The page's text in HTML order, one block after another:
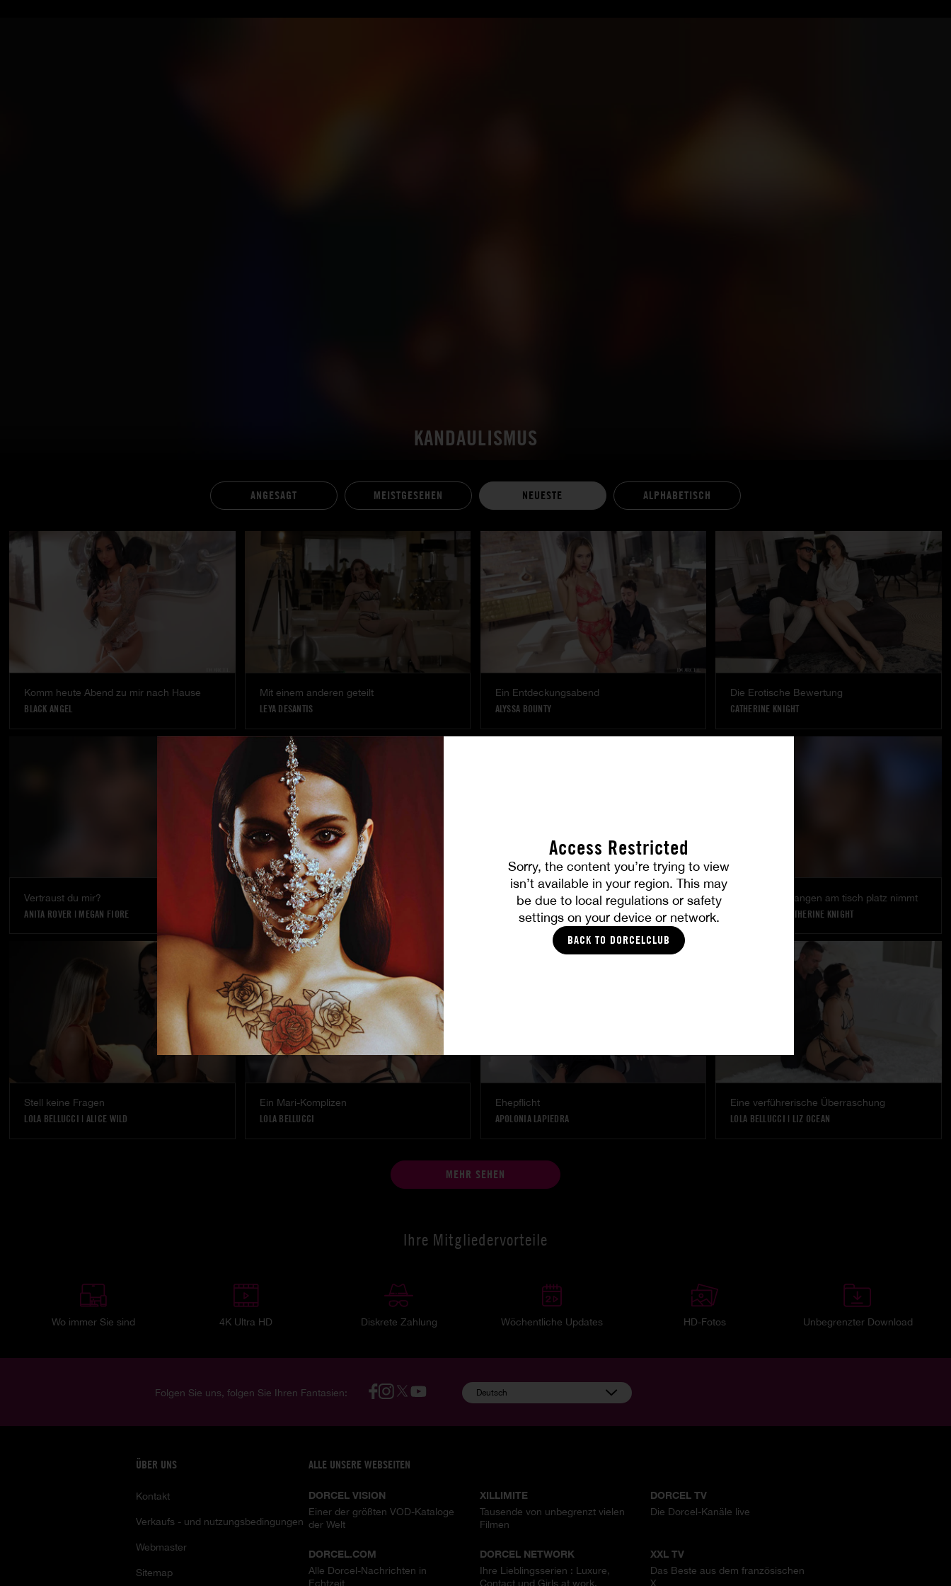
Access Restricted
Sorry, the content you’re trying to view
isn’t available in your region. This may
be due to local regulations or safety
settings on your device or network.
BACK TO DORCELCLUB
KANDAULISMUS
ANGESAGT MEISTGESEHEN NEUESTE ALPHABETISCH
Komm heute Abend zu mir nach Hause
BLACK ANGEL
Mit einem anderen geteilt
LEYA DESANTIS
Ein Entdeckungsabend
ALYSSA BOUNTY
Die Erotische Bewertung
CATHERINE KNIGHT
Vertraust du mir?
ANITA ROVER | MEGAN FIORE
MILAN CHEEK
Im bann von Diana
LOLA BELLUCCI|DIANA LAWRENCE
Wenn das verlangen am tisch platz nimmt
CATHERINE KNIGHT
Stell keine Fragen
LOLA BELLUCCI | ALICE WILD
Ein Mari-Komplizen
LOLA BELLUCCI
Ehepflicht
APOLONIA LAPIEDRA
Eine verführerische Überraschung
LOLA BELLUCCI | LIZ OCEAN
MEHR SEHEN
Ihre Mitgliedervorteile
Wo immer Sie sind 4K Ultra HD Diskrete Zahlung Wöchentliche Updates HD-Fotos Unbegrenzter Download
Folgen Sie uns, folgen Sie Ihren Fantasien: Deutsch
ÜBER UNS
Kontakt
Verkaufs - und nutzungsbedingungen
Webmaster
Sitemap
ALLE UNSERE WEBSEITEN
DORCEL VISION
Einer der größten VOD-Kataloge
der Welt
XILLIMITE
Tausende von unbegrenzt vielen
Filmen
DORCEL TV
Die Dorcel-Kanäle live
DORCEL.COM
Alle Dorcel-Nachrichten in
Echtzeit
DORCEL NETWORK
Ihre Lieblingsserien : Luxure,
Contact und Girls at work.
XXL TV
Das Beste aus dem französischen
X